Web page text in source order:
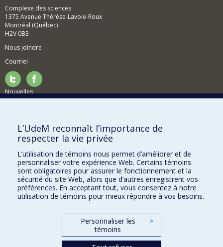
Complexe des sciences
1375 Avenue Thérèse-Lavoie-Roux
Montréal (Québec)
H2V 0B3
Nous joindre
Courriel
Nouvelles
Comment soutenir le Département?
BESOIN D'AIDE?
Plan du site
Signaler une erreur
Accessibilité
FACULTÉ DES ARTS ET DES SCIENCES
Nos départements et écoles
L’UdeM reconnaît l’importance de
respecter la vie privée
L’utilisation de témoins nous permet d’améliorer et de
personnaliser votre expérience Web. Certains témoins
sont obligatoires pour assurer le fonctionnement et la
sécurité du site Web, alors que d’autres enregistrent vos
préférences. En acceptant tout, vous consentez à notre
utilisation de témoins pour mieux répondre à vos besoins.
Personnaliser les
témoins
>